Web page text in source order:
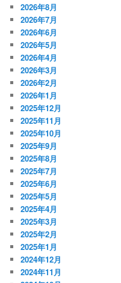
2026年8月
2026年7月
2026年6月
2026年5月
2026年4月
2026年3月
2026年2月
2026年1月
2025年12月
2025年11月
2025年10月
2025年9月
2025年8月
2025年7月
2025年6月
2025年5月
2025年4月
2025年3月
2025年2月
2025年1月
2024年12月
2024年11月